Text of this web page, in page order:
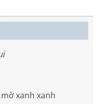
xanh xanh